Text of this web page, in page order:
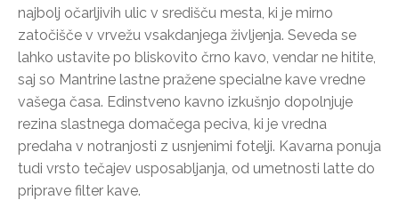
najbolj očarljivih ulic v središču mesta, ki je mirno
zatočišče v vrvežu vsakdanjega življenja. Seveda se
lahko ustavite po bliskovito črno kavo, vendar ne hitite,
saj so Mantrine lastne pražene specialne kave vredne
vašega časa. Edinstveno kavno izkušnjo dopolnjuje
rezina slastnega domačega peciva, ki je vredna
predaha v notranjosti z usnjenimi fotelji. Kavarna ponuja
tudi vrsto tečajev usposabljanja, od umetnosti latte do
priprave filter kave.